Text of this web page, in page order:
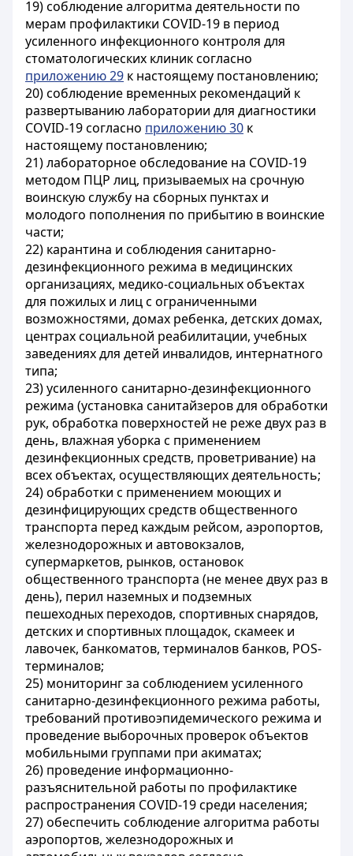
19) соблюдение алгоритма деятельности по
мерам профилактики COVID-19 в период
усиленного инфекционного контроля для
стоматологических клиник согласно
приложению 29 к настоящему постановлению;
20) соблюдение временных рекомендаций к
развертыванию лаборатории для диагностики
COVID-19 согласно приложению 30 к
настоящему постановлению;
21) лабораторное обследование на COVID-19
методом ПЦР лиц, призываемых на срочную
воинскую службу на сборных пунктах и
молодого пополнения по прибытию в воинские
части;
22) карантина и соблюдения санитарно-
дезинфекционного режима в медицинских
организациях, медико-социальных объектах
для пожилых и лиц с ограниченными
возможностями, домах ребенка, детских домах,
центрах социальной реабилитации, учебных
заведениях для детей инвалидов, интернатного
типа;
23) усиленного санитарно-дезинфекционного
режима (установка санитайзеров для обработки
рук, обработка поверхностей не реже двух раз в
день, влажная уборка с применением
дезинфекционных средств, проветривание) на
всех объектах, осуществляющих деятельность;
24) обработки с применением моющих и
дезинфицирующих средств общественного
транспорта перед каждым рейсом, аэропортов,
железнодорожных и автовокзалов,
супермаркетов, рынков, остановок
общественного транспорта (не менее двух раз в
день), перил наземных и подземных
пешеходных переходов, спортивных снарядов,
детских и спортивных площадок, скамеек и
лавочек, банкоматов, терминалов банков, POS-
терминалов;
25) мониторинг за соблюдением усиленного
санитарно-дезинфекционного режима работы,
требований противоэпидемического режима и
проведение выборочных проверок объектов
мобильными группами при акиматах;
26) проведение информационно-
разъяснительной работы по профилактике
распространения COVID-19 среди населения;
27) обеспечить соблюдение алгоритма работы
аэропортов, железнодорожных и